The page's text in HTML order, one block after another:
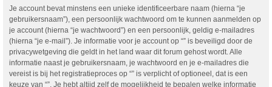
Je account bevat minstens een unieke identificeerbare naam (hierna “je
gebruikersnaam”), een persoonlijk wachtwoord om te kunnen aanmelden op
je account (hierna “je wachtwoord”) en een persoonlijk, geldig e-mailadres
(hierna “je e-mail”). Je informatie voor je account op “” is beveiligd door de
privacywetgeving die geldt in het land waar dit forum gehost wordt. Alle
informatie naast je gebruikersnaam, je wachtwoord en je e-mailadres die
vereist is bij het registratieproces op “” is verplicht of optioneel, dat is een
keuze van “”. Je hebt altijd zelf de mogelijkheid te bepalen welke informatie